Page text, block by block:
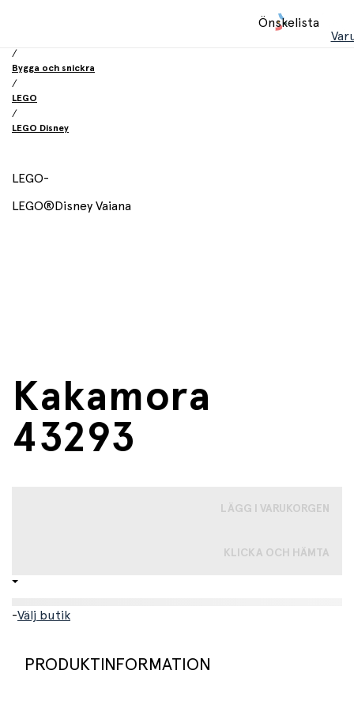
Önskelista
/
Bygga och snickra
/
LEGO
/
LEGO Disney
LEGO-
LEGO®Disney Vaiana
Kakamora
43293
LÄGG I VARUKORGEN
KLICKA OCH HÄMTA
-Välj butik
PRODUKTINFORMATION